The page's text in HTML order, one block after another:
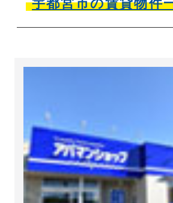
宇都宮市の賃貸物件